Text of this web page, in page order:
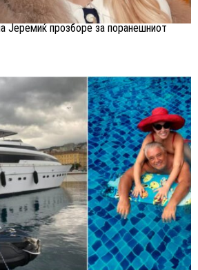
Јеремиќ прозборе за поранешниот